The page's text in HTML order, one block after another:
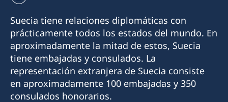
Suecia tiene relaciones diplomáticas con
prácticamente todos los estados del mundo. En
aproximadamente la mitad de estos, Suecia
tiene embajadas y consulados. La
representación extranjera de Suecia consiste
en aproximadamente 100 embajadas y 350
consulados honorarios.